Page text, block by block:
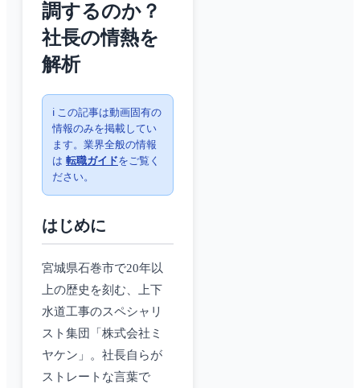
調するのか？
社長の情熱を
解析
ℹ️ この記事は動画固有の
情報のみを掲載してい
ます。業界全般の情報
は 転職ガイドをご覧く
ださい。
はじめに
宮城県石巻市で20年以
上の歴史を刻む、上下
水道工事のスペシャリ
スト集団「株式会社ミ
ヤケン」。社長自らが
ストレートな言葉で